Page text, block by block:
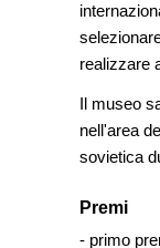
realizzare
Il museo
nell'area
sovietica
Premi
- primo